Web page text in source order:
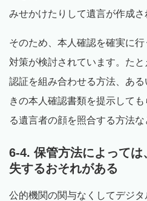
みせかけたりして遺言が作成さ
そのため、本人確認を確実に
対策が検討されています。た
認証を組み合わせる方法、あ
きの本人確認書類を提示して
る遺言者の顔を照合する方法な
6-4. 保管方法によって
失するおそれがある
公的機関の関与なくしてデジ